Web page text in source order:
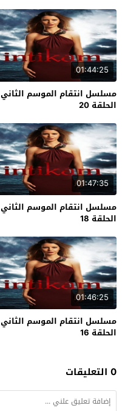
01:44:25
مسلسل انتقام الموسم الثاني
الحلقة 20
01:47:35
مسلسل انتقام الموسم الثاني
الحلقة 18
01:46:25
مسلسل انتقام الموسم الثاني
الحلقة 16
0 التعليقات